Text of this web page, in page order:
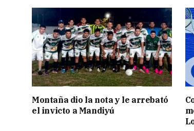
Montaña dio la nota y le arrebató
el invicto a Mandiyú